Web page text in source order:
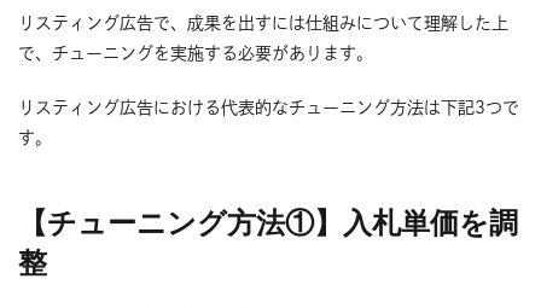
リスティング広告で、成果を出すには仕組みについて理解した上
で、チューニングを実施する必要があります。
リスティング広告における代表的なチューニング方法は下記3つで
す。
【チューニング方法①】入札単価を調
整